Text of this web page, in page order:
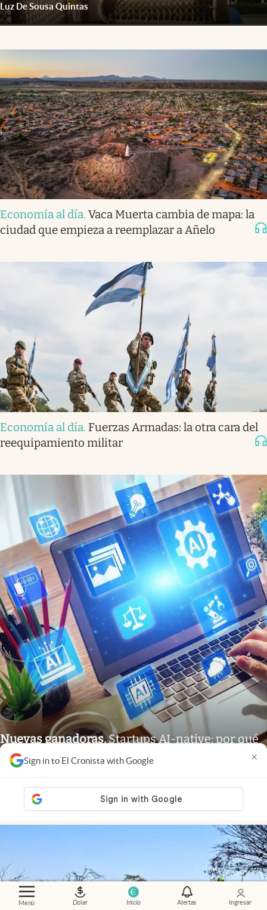
Menú Dolar Inicio Alertas Ingresar
Sign in to El Cronista with Google ×
Luz De Sousa Quintas
Economía al día. Vaca Muerta cambia de mapa: la
ciudad que empieza a reemplazar a Añelo
Economía al día. Fuerzas Armadas: la otra cara del
reequipamiento militar
Nuevas ganadoras.Startups AI-native: por qué
crecen más rápido y desafían a las empresas
tradicionales